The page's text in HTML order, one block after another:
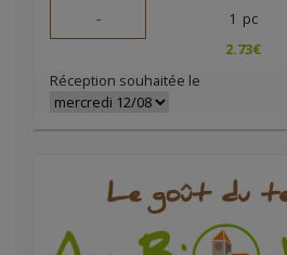
- 1 pc
2.73€
Réception souhaitée le